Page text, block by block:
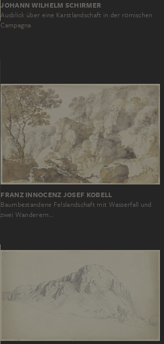
JOHANN WILHELM SCHIRMER
Ausblick über eine Karstlandschaft in der römischen
Campagna
FRANZ INNOCENZ JOSEF KOBELL
Baumbestandene Felslandschaft mit Wasserfall und
zwei Wanderern…